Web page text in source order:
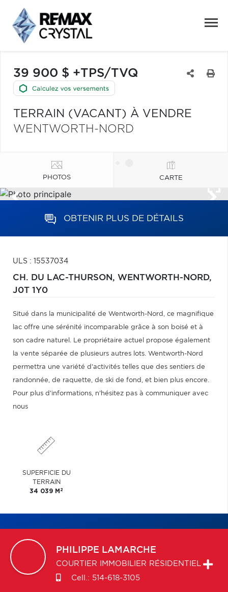
39 900 $ +TPS/TVQ
TERRAIN (VACANT) À VENDRE
WENTWORTH-NORD
PHOTOS CARTE
OBTENIR PLUS DE DÉTAILS
ULS : 15537034
CH. DU LAC-THURSON, WENTWORTH-NORD,
J0T 1Y0
Situé dans la municipalité de Wentworth-Nord, ce magnifique
lac offre une sérénité incomparable grâce à son boisé et à
son cadre naturel. Le propriétaire actuel propose également
la vente séparée de plusieurs autres lots. Wentworth-Nord
permettra une variété d'activités telles que des sentiers de
randonnée, de raquette, de ski de fond, et bien plus encore.
Pour plus d'informations, n'hésitez pas à communiquer avec
nous
SUPERFICIE DU
TERRAIN
34 039 M 2
PHILIPPE LAMARCHE
COURTIER IMMOBILIER RÉSIDENTIEL
Cell.: 514-618-3105